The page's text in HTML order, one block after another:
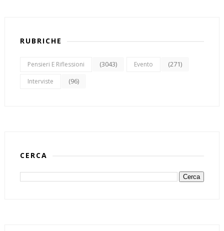
RUBRICHE
Pensieri E Riflessioni (3043) Evento (271)
Interviste (96)
CERCA